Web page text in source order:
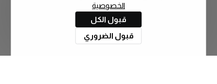
الخصوصية
قبول الكل
قبول الضروري